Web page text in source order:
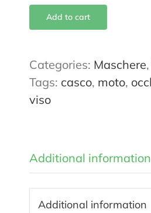
Add to cart
Categories: Maschere,
Tags: casco, moto,
viso
Additional information
Additional information